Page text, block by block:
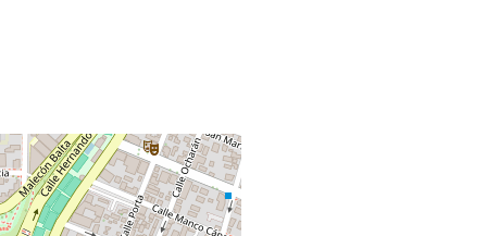
+−
Leaflet |©OpenStreetMap